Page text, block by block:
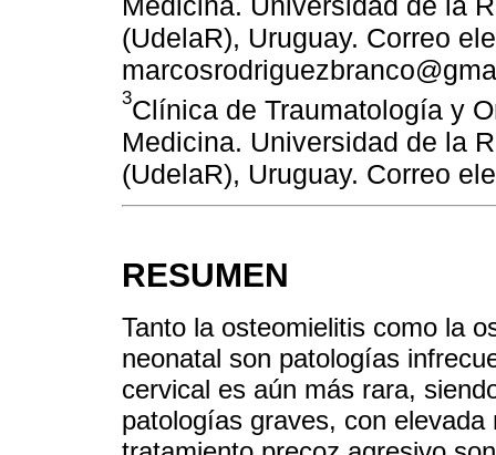
(UdelaR), Uruguay. Correo
3Clínica de Traumatología y
Medicina. Universidad de la
(UdelaR), Uruguay. Correo
RESUMEN
Tanto la osteomielitis como la
neonatal son patologías
cervical es aún más rara,
patologías graves, con